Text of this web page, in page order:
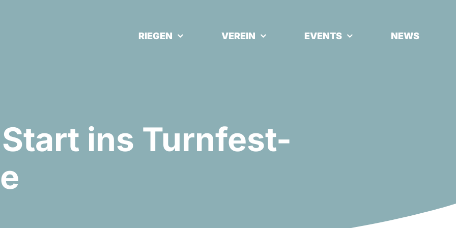
RIEGEN VEREIN EVENTS NEWS
ins Turnfest-